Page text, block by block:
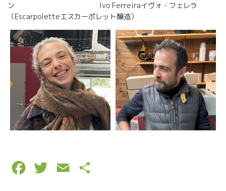
ン Ivo Ferreiraイヴォ・フェレラ
（Escarpoletteエスカーポレット醸造）